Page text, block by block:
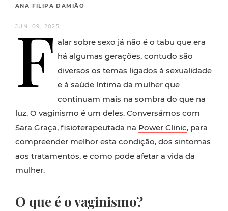
ANA FILIPA DAMIÃO
JUN. 09, 2025
F alar sobre sexo já não é o tabu que era
há algumas gerações, contudo são
diversos os temas ligados à sexualidade
e à saúde íntima da mulher que
continuam mais na sombra do que na
luz. O vaginismo é um deles. Conversámos com
Sara Graça, fisioterapeutada na Power Clinic, para
compreender melhor esta condição, dos sintomas
aos tratamentos, e como pode afetar a vida da
mulher.
O que é o vaginismo?